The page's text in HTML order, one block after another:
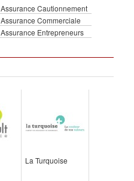
Assurance Cautionnement
Assurance Commerciale
Assurance Entrepreneurs
La Turquoise